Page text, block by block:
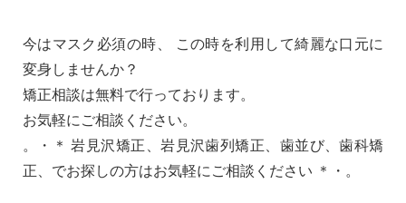
今はマスク必須の時、 この時を利用して綺麗な口元に
変身しませんか？
矯正相談は無料で行っております。
お気軽にご相談ください。
。・＊ 岩見沢矯正、岩見沢歯列矯正、歯並び、歯科矯
正、でお探しの方はお気軽にご相談ください ＊・。